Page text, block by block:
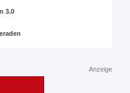
3.0
Anzeige